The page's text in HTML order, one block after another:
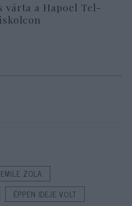
várta a Hapoel Tel-
EMILE ZOLA
ÉPPEN IDEJE VOLT